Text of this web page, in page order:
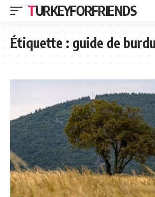
TURKEYFORFRIENDS
Étiquette :guide de